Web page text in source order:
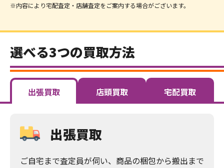
※内容により宅配査定・店舗査定をご案内する場合がございます。
選べる3つの買取方法
出張買取 店頭買取 宅配買取
出張買取
ご自宅まで査定員が伺い、商品の梱包から搬出まで